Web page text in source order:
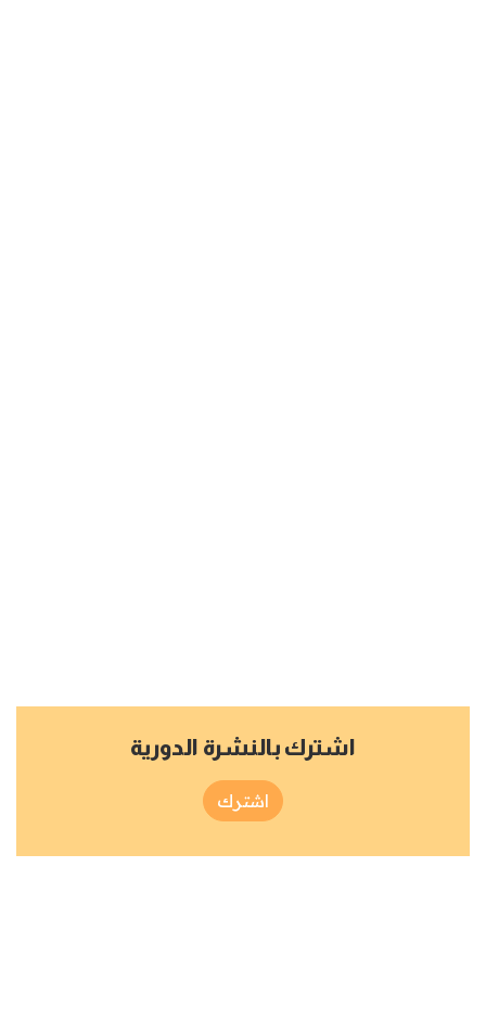
اشترك بالنشرة الدورية
اشترك